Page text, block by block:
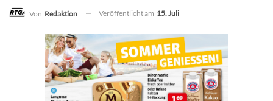
Von Redaktion Veröffentlicht am 15. Juli